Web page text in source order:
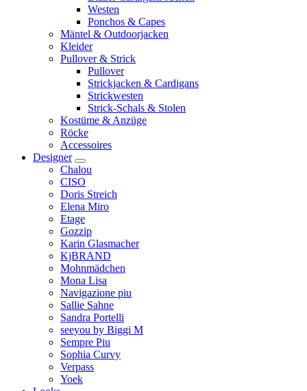
Westen
Ponchos & Capes
Mäntel & Outdoorjacken
Kleider
Pullover & Strick
Pullover
Strickjacken & Cardigans
Strickwesten
Strick-Schals & Stolen
Kostüme & Anzüge
Röcke
Accessoires
Designer
Chalou
CISO
Doris Streich
Elena Miro
Etage
Gozzip
Karin Glasmacher
KjBRAND
Mohnmädchen
Mona Lisa
Navigazione piu
Sallie Sahne
Sandra Portelli
seeyou by Biggi M
Sempre Piu
Sophia Curvy
Verpass
Yoek